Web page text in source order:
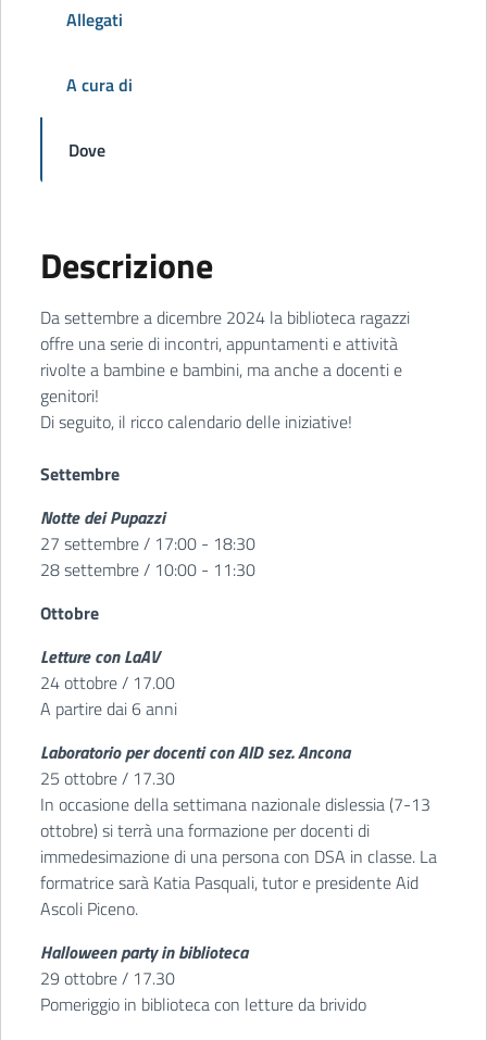
Allegati
A cura di
Dove
Descrizione
Da settembre a dicembre 2024 la biblioteca ragazzi
offre una serie di incontri, appuntamenti e attività
rivolte a bambine e bambini, ma anche a docenti e
genitori!
Di seguito, il ricco calendario delle iniziative!
Settembre
Notte dei Pupazzi
27 settembre / 17:00 - 18:30
28 settembre / 10:00 - 11:30
Ottobre
Letture con LaAV
24 ottobre / 17.00
A partire dai 6 anni
Laboratorio per docenti con AID sez. Ancona
25 ottobre / 17.30
In occasione della settimana nazionale dislessia (7-13
ottobre) si terrà una formazione per docenti di
immedesimazione di una persona con DSA in classe. La
formatrice sarà Katia Pasquali, tutor e presidente Aid
Ascoli Piceno.
Halloween party in biblioteca
29 ottobre / 17.30
Pomeriggio in biblioteca con letture da brivido